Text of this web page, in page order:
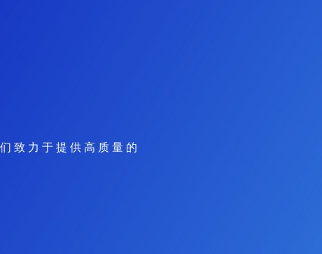
致 力 于 提 供 高 质 量 的